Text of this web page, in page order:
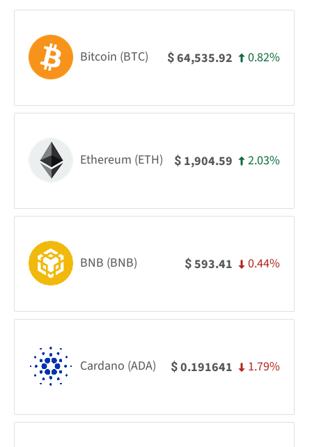
Bitcoin (BTC) $64,535.92 0.82%
Ethereum (ETH) $ 1,904.59 2.03%
BNB (BNB) $593.41 0.44%
Cardano (ADA) $0.191641 1.79%